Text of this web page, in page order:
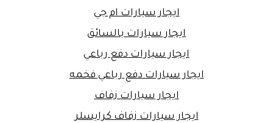
ايجار سيارات ام جي
ايجار سيارات بالسائق
ايجار سيارات دفع رباعي
ايجار سيارات دفع رباعي فخمه
ايجار سيارات زفاف
ايجار سيارات زفاف كرايسلر